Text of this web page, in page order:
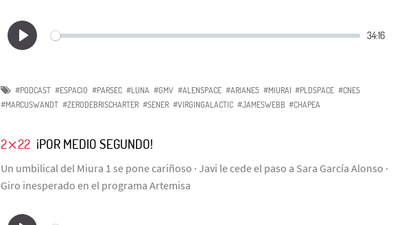
#PODCAST #ESPACIO #PARSEC #LUNA #GMV #ALENSPACE #ARIANE5 #MIURA1 #PLDSPACE #CNES
#MARCUSWANDT #ZERODEBRISCHARTER #SENER #VIRGINGALACTIC #JAMESWEBB #CHAPEA
2⨯22 ¡POR MEDIO SEGUNDO!
Un umbilical del Miura 1 se pone cariñoso · Javi le cede el paso a Sara García Alonso ·
Giro inesperado en el programa Artemisa